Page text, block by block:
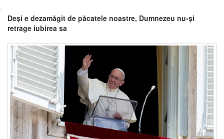
Deși e dezamăgit de păcatele noastre, Dumnezeu nu-și
retrage iubirea sa